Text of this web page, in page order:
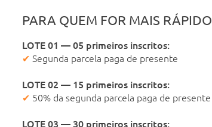
PARA QUEM FOR MAIS RÁPIDO
LOTE 01 — 05 primeiros inscritos:
✔ Segunda parcela paga de presente
LOTE 02 — 15 primeiros inscritos:
✔ 50% da segunda parcela paga de presente
LOTE 03 — 30 primeiros inscritos: